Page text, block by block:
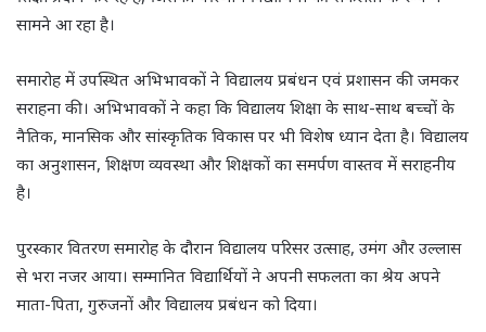
सामने आ रहा है।
समारोह में उपस्थित अभिभावकों ने विद्यालय प्रबंधन एवं प्रशासन की जमकर
सराहना की। अभिभावकों ने कहा कि विद्यालय शिक्षा के साथ-साथ बच्चों के
नैतिक, मानसिक और सांस्कृतिक विकास पर भी विशेष ध्यान देता है। विद्यालय
का अनुशासन, शिक्षण व्यवस्था और शिक्षकों का समर्पण वास्तव में सराहनीय
है।
पुरस्कार वितरण समारोह के दौरान विद्यालय परिसर उत्साह, उमंग और उल्लास
से भरा नजर आया। सम्मानित विद्यार्थियों ने अपनी सफलता का श्रेय अपने
माता-पिता, गुरुजनों और विद्यालय प्रबंधन को दिया।